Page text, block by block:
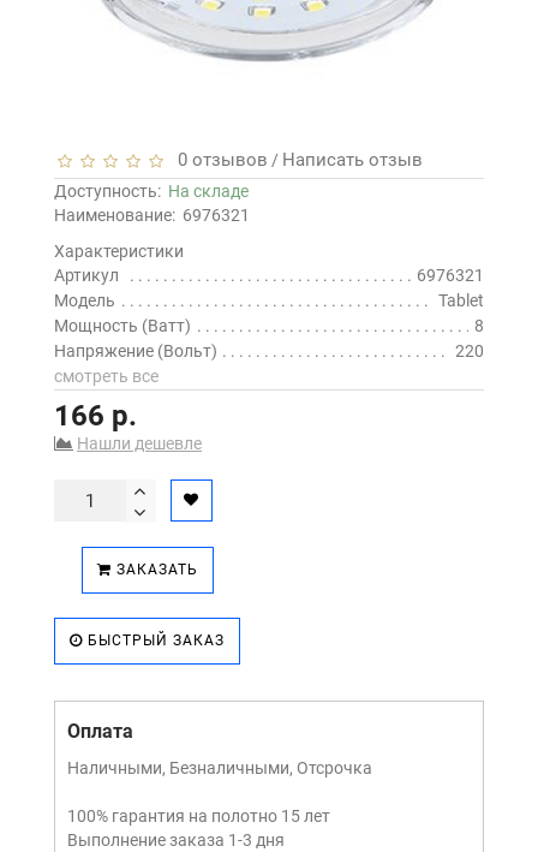
0 отзывов / Написать отзыв
Доступность: На складе
Наименование: 6976321
Характеристики
Артикул
6976321
Модель
Tablet
Мощность (Ватт)
8
Напряжение (Вольт)
220
смотреть все
166 р.
Нашли дешевле
ЗАКАЗАТЬ
БЫСТРЫЙ ЗАКАЗ
Оплата
Наличными, Безналичными, Отсрочка
100% гарантия на полотно 15 лет
Выполнение заказа 1-3 дня